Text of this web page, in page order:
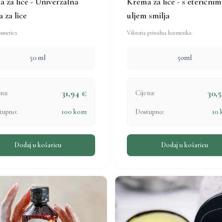
za lice
50 ml
31,94 €
100 kom
Dodaj u košaricu
uljem smilja
Viktoria prirodna kozmetika
50ml
Cijena:
Dostupno: 10
Dodaj u košaricu